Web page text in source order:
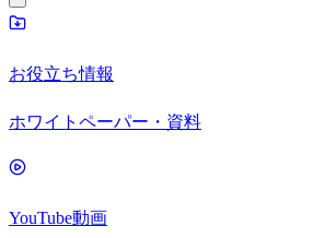
お役立ち情報
ホワイトペーパー・資料
YouTube動画